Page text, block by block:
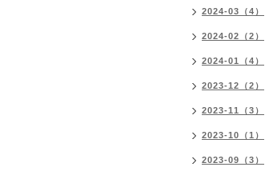
2024-03（4）
2024-02（2）
2024-01（4）
2023-12（2）
2023-11（3）
2023-10（1）
2023-09（3）